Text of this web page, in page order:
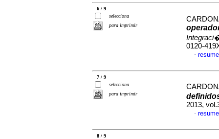
6 / 9
selecciona
para imprimir
0120-
·
7 / 9
selecciona
para imprimir
2013,
·
8 / 9